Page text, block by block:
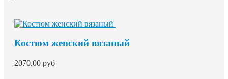
Костюм женский вязаный
2070.00 руб